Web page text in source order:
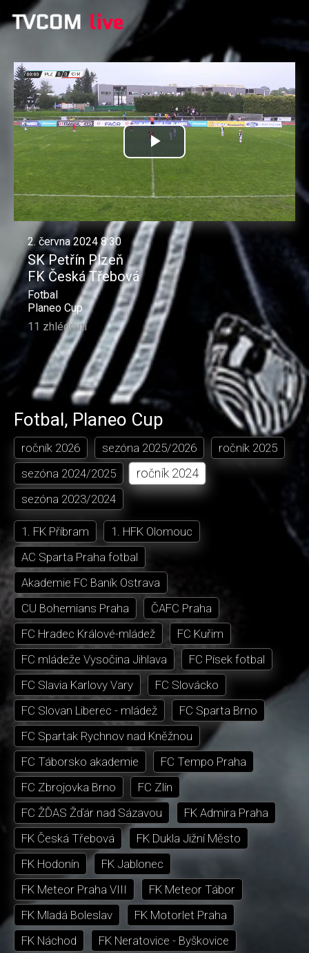
Přehrát
video
2. června 2024 8:30
SK Petřín Plzeň
FK Česká Třebová
Fotbal
Planeo Cup
11 zhlédnutí
Fotbal, Planeo Cup
ročník 2026 sezóna 2025/2026 ročník 2025
sezóna 2024/2025 ročník 2024
sezóna 2023/2024
1. FK Příbram
1. HFK Olomouc
AC Sparta Praha fotbal
Akademie FC Baník Ostrava
CU Bohemians Praha
ČAFC Praha
FC Hradec Králové-mládež
FC Kuřim
FC mládeže Vysočina Jihlava
FC Písek fotbal
FC Slavia Karlovy Vary
FC Slovácko
FC Slovan Liberec - mládež
FC Sparta Brno
FC Spartak Rychnov nad Kněžnou
FC Táborsko akademie
FC Tempo Praha
FC Zbrojovka Brno
FC Zlín
FC ŽĎAS Žďár nad Sázavou
FK Admira Praha
FK Česká Třebová
FK Dukla Jižní Město
FK Hodonín
FK Jablonec
FK Meteor Praha VIII
FK Meteor Tábor
FK Mladá Boleslav
FK Motorlet Praha
FK Náchod
FK Neratovice - Byškovice